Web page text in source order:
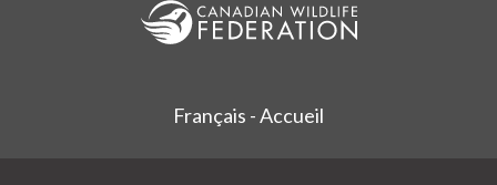
Français - Accueil